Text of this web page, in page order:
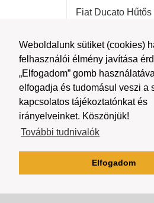
Weboldalunk sütiket (cookies)
felhasználói élmény javítása
„Elfogadom” gomb
elfogadja és tudomásul veszi a
kapcsolatos tájékoztatónkat és
irányelveinket. Köszönjük!
További tudnivalók
Elfogadom
Fiat Ducato Hűtős
Részletek
Copyright 2019 |